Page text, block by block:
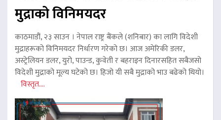
मुद्राको विनिमयदर
काठमाडौं, २३ साउन । नेपाल राष्ट्र बैंकले (शनिबार) का लागि विदेशी
मुद्राहरूको विनिमयदर निर्धारण गरेको छ। आज अमेरिकी डलर,
अस्ट्रेलियन डलर, युरो, पाउन्ड, कुवेती र बहराइन दिनारसहित सबैजसो
विदेशी मुद्राको मूल्य घटेको छ। हिजो यी सबै मुद्राको भाउ बढेको थियो।
विस्तृत....